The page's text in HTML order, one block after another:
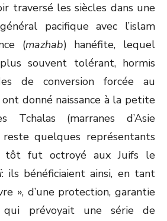
traversé les siècles dans une
pacifique avec l’islam
(mazhab) hanéfite, lequel
souvent tolérant, hormis
de conversion forcée au
donné naissance à la petite
Tchalas (marranes d’Asie
quelques représentants
tôt fut octroyé aux Juifs le
: ils bénéficiaient ainsi, en tant
», d’une protection, garantie
prévoyait une série de